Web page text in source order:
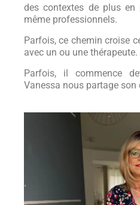
des contextes de plus en
même professionnels.
Parfois, ce chemin croise
avec un ou une thérapeute.
Parfois, il commence
Vanessa nous partage son